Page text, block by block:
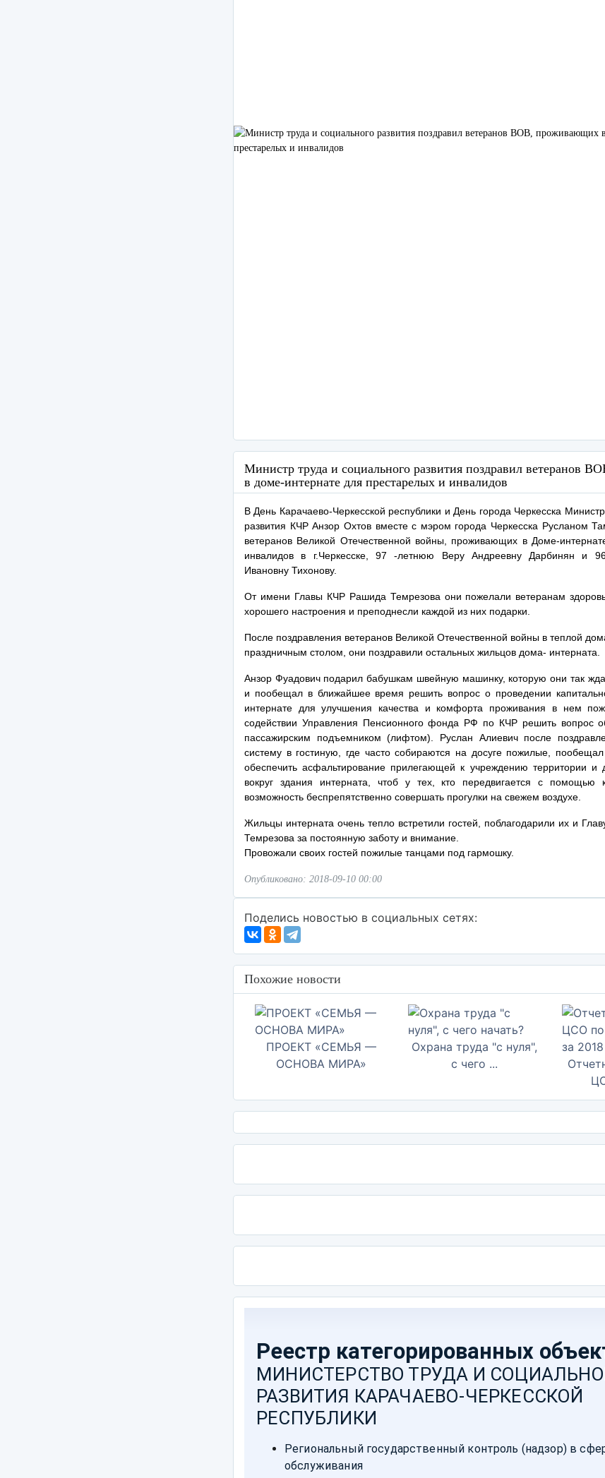
Министр труда и социального развития поздравил ветеранов
в доме-интернате для престарелых и инвалидов
В День Карачаево-Черкесской республики и День города Черкесска
развития КЧР Анзор Охтов вместе с мэром города Черкесска Русланом
ветеранов Великой Отечественной войны, проживающих в Доме-
инвалидов в г.Черкесске, 97 -летнюю Веру Андреевну Дарбинян и
Ивановну Тихонову.
От имени Главы КЧР Рашида Темрезова они пожелали ветеранам
хорошего настроения и преподнесли каждой из них подарки.
После поздравления ветеранов Великой Отечественной войны в теплой
праздничным столом, они поздравили остальных жильцов дома- интерната.
Анзор Фуадович подарил бабушкам швейную машинку, которую они так
и пообещал в ближайшее время решить вопрос о проведении
интернате для улучшения качества и комфорта проживания в нем
содействии Управления Пенсионного фонда РФ по КЧР решить вопрос
пассажирским подъемником (лифтом). Руслан Алиевич после
систему в гостиную, где часто собираются на досуге пожилые,
обеспечить асфальтирование прилегающей к учреждению территории и
вокруг здания интерната, чтоб у тех, кто передвигается с помощью
возможность беспрепятственно совершать прогулки на свежем воздухе.
Жильцы интерната очень тепло встретили гостей, поблагодарили их и
Темрезова за постоянную заботу и внимание.
Провожали своих гостей пожилые танцами под гармошку.
Опубликовано: 2018-09-10 00:00
Поделись новостью в социальных сетях:
Похожие новости
ПРОЕКТ «СЕМЬЯ —
ОСНОВА МИРА»
Охрана труда "с нуля",
с чего ...